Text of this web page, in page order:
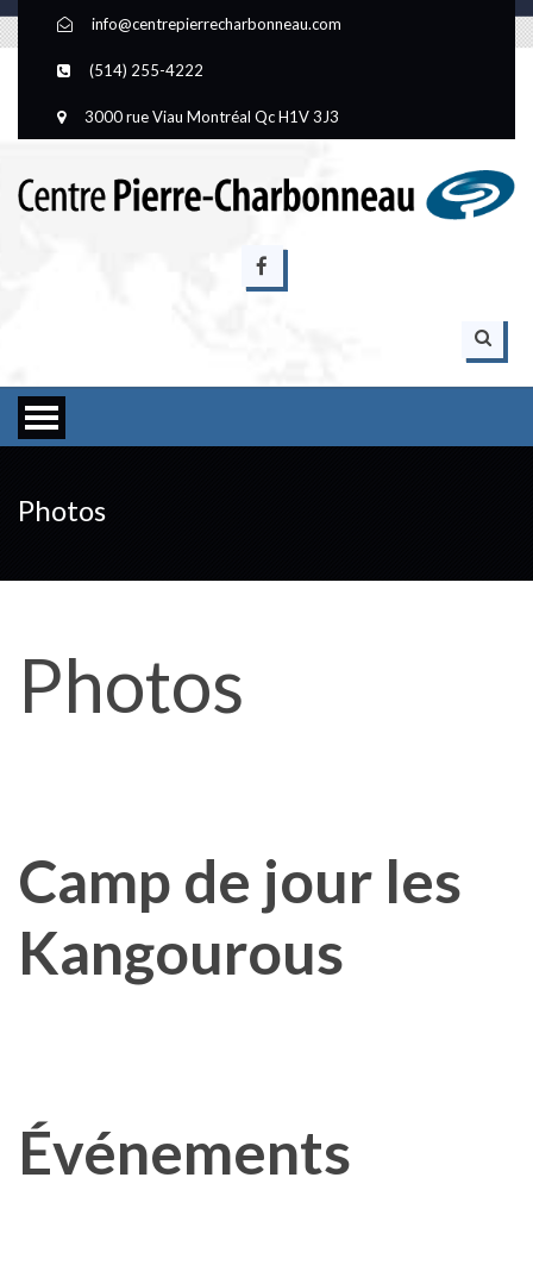
info@centrepierrecharbonneau.com
(514) 255-4222
3000 rue Viau Montréal Qc H1V 3J3
Photos
Photos
Camp de jour les
Kangourous
Événements